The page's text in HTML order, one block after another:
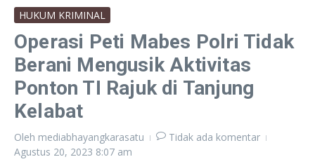
HUKUM KRIMINAL
Operasi Peti Mabes Polri Tidak
Berani Mengusik Aktivitas
Ponton TI Rajuk di Tanjung
Kelabat
Oleh mediabhayangkarasatu
Tidak ada komentar
Agustus 20, 2023 8:07 am